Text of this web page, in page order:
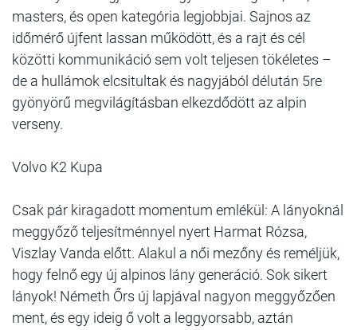
masters, és open kategória legjobbjai. Sajnos az
időmérő újfent lassan működött, és a rajt és cél
közötti kommunikáció sem volt teljesen tökéletes –
de a hullámok elcsitultak és nagyjából délután 5re
gyönyörű megvilágításban elkezdődött az alpin
verseny.
Volvo K2 Kupa
Csak pár kiragadott momentum emlékül: A lányoknál
meggyőző teljesítménnyel nyert Harmat Rózsa,
Viszlay Vanda előtt. Alakul a női mezőny és reméljük,
hogy felnő egy új alpinos lány generáció. Sok sikert
lányok! Németh Őrs új lapjával nagyon meggyőzően
ment, és egy ideig ő volt a leggyorsabb, aztán